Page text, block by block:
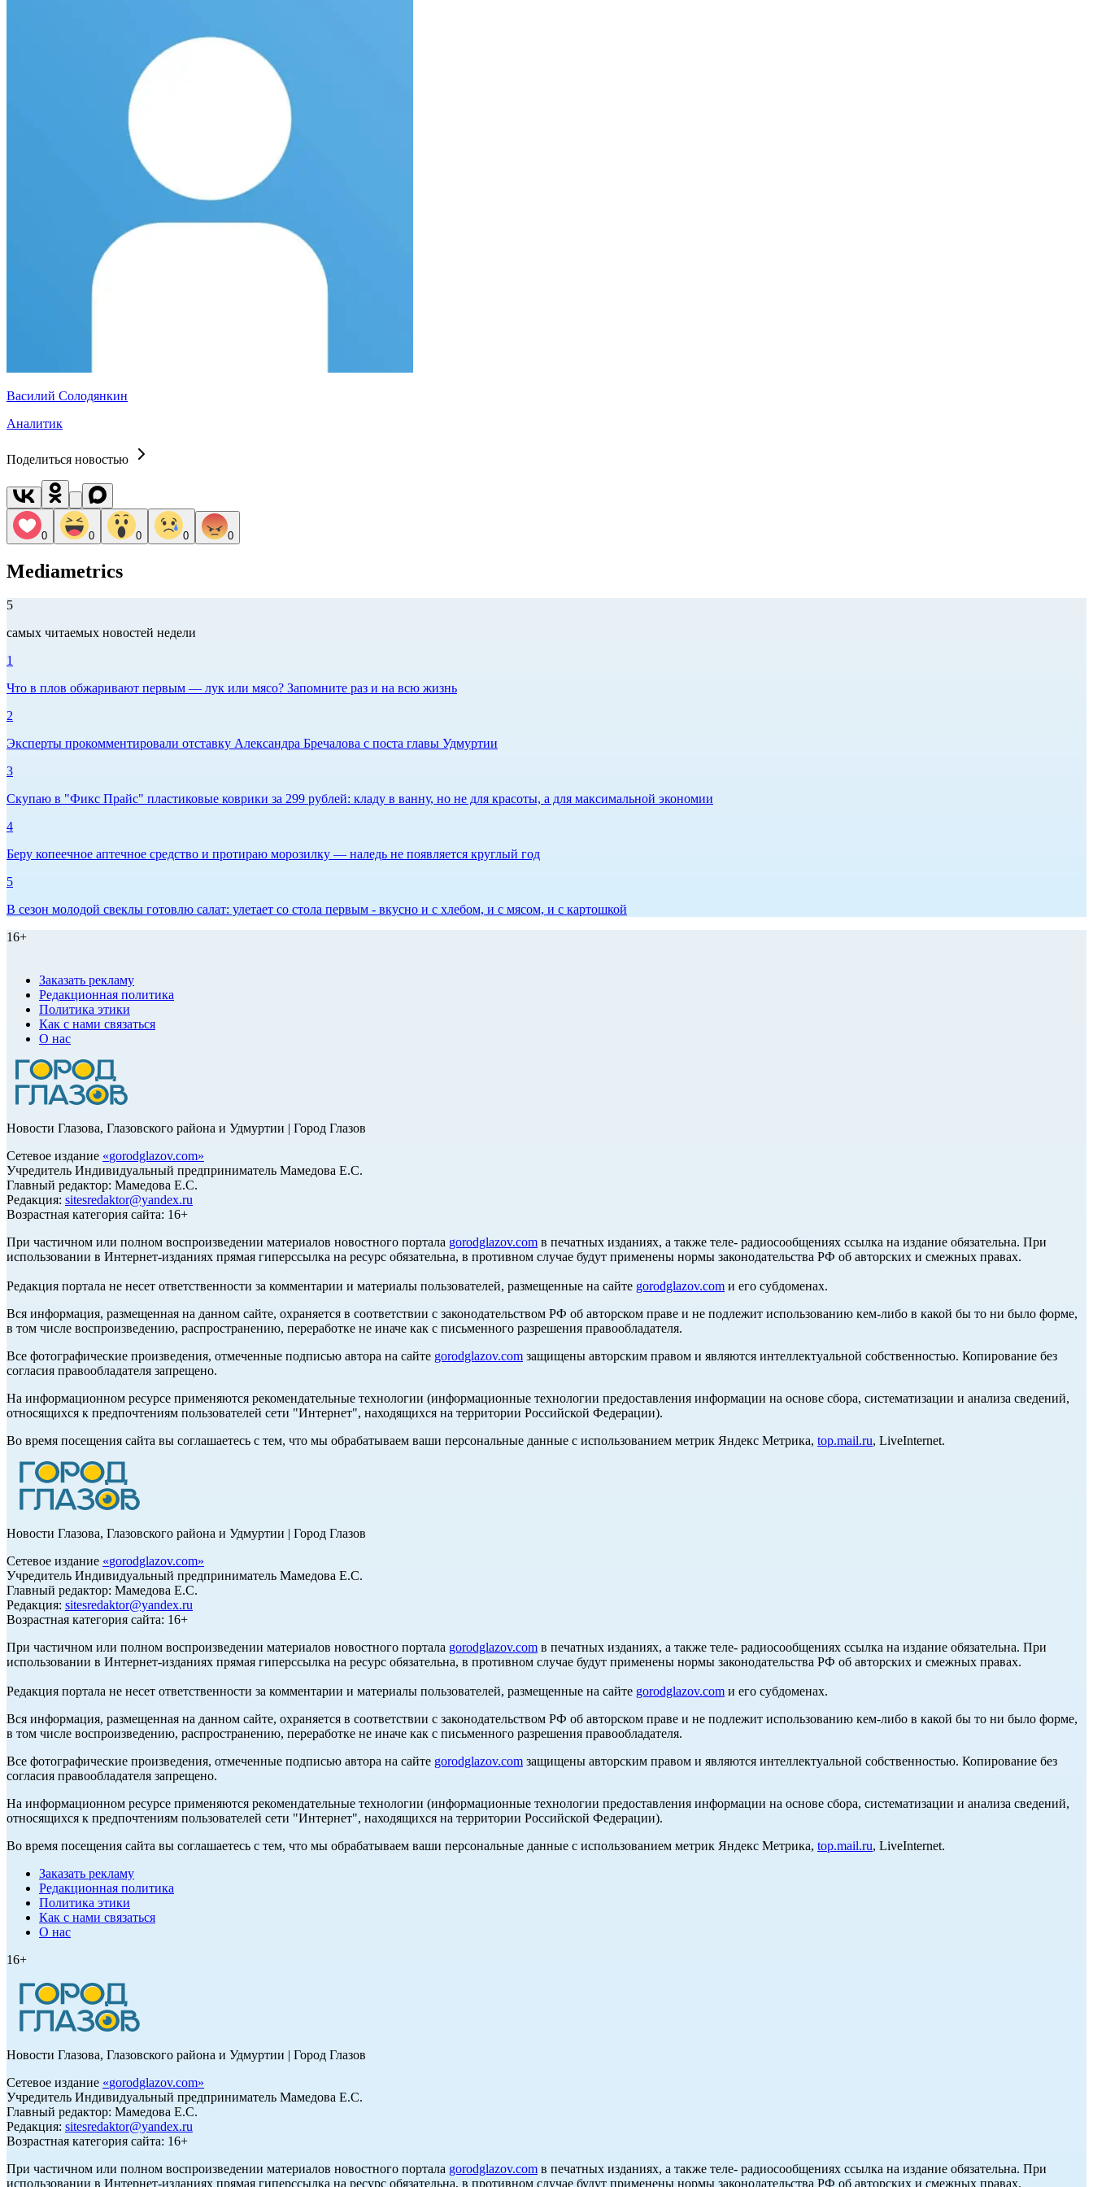
Василий Солодянкин
Аналитик
Поделиться новостью
0 0 0 0 0
Mediametrics
5
самых читаемых новостей недели
1
Что в плов обжаривают первым — лук или мясо? Запомните раз и на всю жизнь
2
Эксперты прокомментировали отставку Александра Бречалова с поста главы Удмуртии
3
Скупаю в "Фикс Прайс" пластиковые коврики за 299 рублей: кладу в ванну, но не для красоты, а для максимальной экономии
4
Беру копеечное аптечное средство и протираю морозилку — наледь не появляется круглый год
5
В сезон молодой свеклы готовлю салат: улетает со стола первым - вкусно и с хлебом, и с мясом, и с картошкой
16+
Заказать рекламу
Редакционная политика
Политика этики
Как с нами связаться
О нас
Новости Глазова, Глазовского района и Удмуртии | Город Глазов
Сетевое издание «gorodglazov.com»
Учредитель Индивидуальный предприниматель Мамедова Е.С.
Главный редактор: Мамедова Е.С.
Редакция: sitesredaktor@yandex.ru
Возрастная категория сайта: 16+
При частичном или полном воспроизведении материалов новостного портала gorodglazov.com в печатных изданиях, а также теле- радиосообщениях ссылка на издание обязательна. При
использовании в Интернет-изданиях прямая гиперссылка на ресурс обязательна, в противном случае будут применены нормы законодательства РФ об авторских и смежных правах.
Редакция портала не несет ответственности за комментарии и материалы пользователей, размещенные на сайте gorodglazov.com и его субдоменах.
Вся информация, размещенная на данном сайте, охраняется в соответствии с законодательством РФ об авторском праве и не подлежит использованию кем-либо в какой бы то ни было форме,
в том числе воспроизведению, распространению, переработке не иначе как с письменного разрешения правообладателя.
Все фотографические произведения, отмеченные подписью автора на сайте gorodglazov.com защищены авторским правом и являются интеллектуальной собственностью. Копирование без
согласия правообладателя запрещено.
На информационном ресурсе применяются рекомендательные технологии (информационные технологии предоставления информации на основе сбора, систематизации и анализа сведений,
относящихся к предпочтениям пользователей сети "Интернет", находящихся на территории Российской Федерации).
Во время посещения сайта вы соглашаетесь с тем, что мы обрабатываем ваши персональные данные с использованием метрик Яндекс Метрика, top.mail.ru, LiveInternet.
Новости Глазова, Глазовского района и Удмуртии | Город Глазов
Сетевое издание «gorodglazov.com»
Учредитель Индивидуальный предприниматель Мамедова Е.С.
Главный редактор: Мамедова Е.С.
Редакция: sitesredaktor@yandex.ru
Возрастная категория сайта: 16+
При частичном или полном воспроизведении материалов новостного портала gorodglazov.com в печатных изданиях, а также теле- радиосообщениях ссылка на издание обязательна. При
использовании в Интернет-изданиях прямая гиперссылка на ресурс обязательна, в противном случае будут применены нормы законодательства РФ об авторских и смежных правах.
Редакция портала не несет ответственности за комментарии и материалы пользователей, размещенные на сайте gorodglazov.com и его субдоменах.
Вся информация, размещенная на данном сайте, охраняется в соответствии с законодательством РФ об авторском праве и не подлежит использованию кем-либо в какой бы то ни было форме,
в том числе воспроизведению, распространению, переработке не иначе как с письменного разрешения правообладателя.
Все фотографические произведения, отмеченные подписью автора на сайте gorodglazov.com защищены авторским правом и являются интеллектуальной собственностью. Копирование без
согласия правообладателя запрещено.
На информационном ресурсе применяются рекомендательные технологии (информационные технологии предоставления информации на основе сбора, систематизации и анализа сведений,
относящихся к предпочтениям пользователей сети "Интернет", находящихся на территории Российской Федерации).
Во время посещения сайта вы соглашаетесь с тем, что мы обрабатываем ваши персональные данные с использованием метрик Яндекс Метрика, top.mail.ru, LiveInternet.
Заказать рекламу
Редакционная политика
Политика этики
Как с нами связаться
О нас
16+
Новости Глазова, Глазовского района и Удмуртии | Город Глазов
Сетевое издание «gorodglazov.com»
Учредитель Индивидуальный предприниматель Мамедова Е.С.
Главный редактор: Мамедова Е.С.
Редакция: sitesredaktor@yandex.ru
Возрастная категория сайта: 16+
При частичном или полном воспроизведении материалов новостного портала gorodglazov.com в печатных изданиях, а также теле- радиосообщениях ссылка на издание обязательна. При
использовании в Интернет-изданиях прямая гиперссылка на ресурс обязательна, в противном случае будут применены нормы законодательства РФ об авторских и смежных правах.